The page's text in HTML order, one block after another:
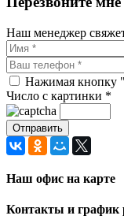
Наш менеджер
Нажимая кнопку
Число с картинки *
Наш офис на карте
Контакты и график